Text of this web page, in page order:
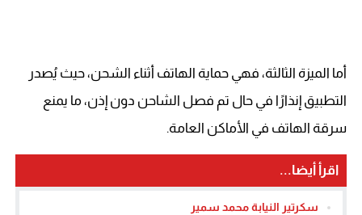
أما الميزة الثالثة، فهي حماية الهاتف أثناء الشحن، حيث يُصدر
التطبيق إنذارًا في حال تم فصل الشاحن دون إذن، ما يمنع
سرقة الهاتف في الأماكن العامة.
اقرأ أيضا...
سكرتير النيابة محمد سمير